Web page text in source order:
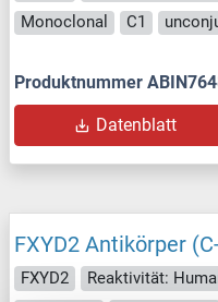
Monoclonal
C1
Produktnummer
Datenblatt
FXYD2 Antikörper
FXYD2 Reaktivität: